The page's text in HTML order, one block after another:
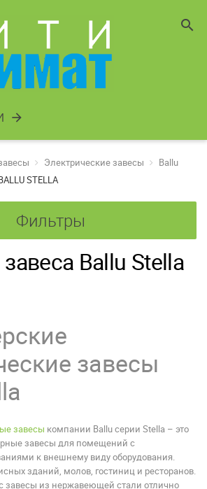
search
arrow_forward
Электрические завесы
Ballu
STELLA
Фильтры
Ballu Stella
завесы
завесы компании Ballu серии Stella – это
завесы для помещений с
к внешнему виду оборудования.
зданий, молов, гостиниц и ресторанов.
завесы из нержавеющей стали отлично